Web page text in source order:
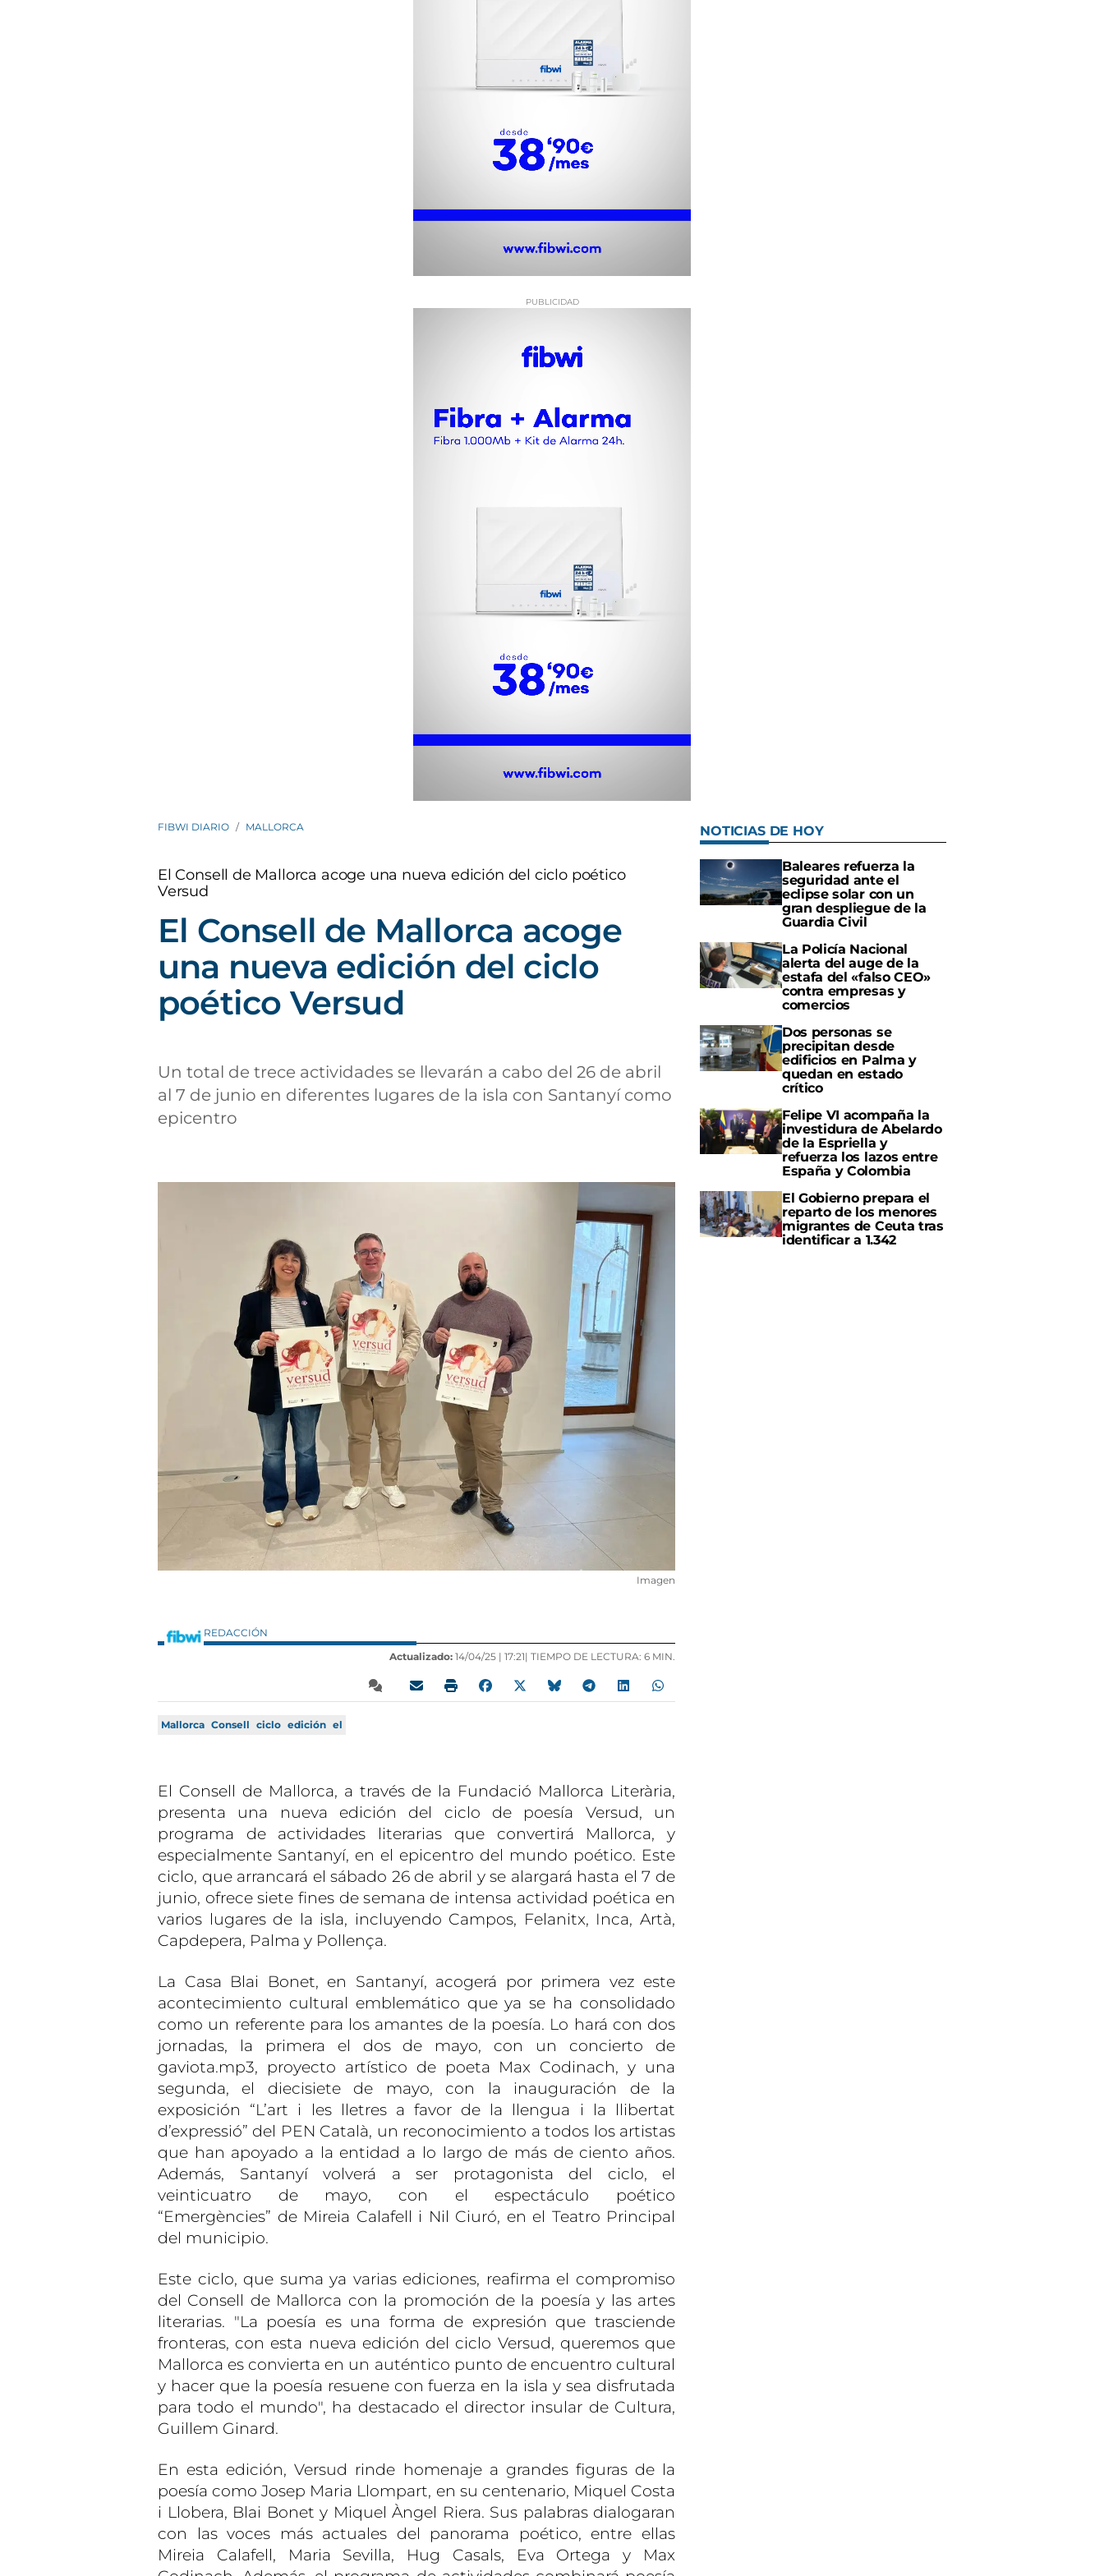
FIBWI DIARIO MALLORCA
El Consell de Mallorca acoge una nueva edición del ciclo poético
Versud
El Consell de Mallorca acoge
una nueva edición del ciclo
poético Versud
Un total de trece actividades se llevarán a cabo del 26 de abril
al 7 de junio en diferentes lugares de la isla con Santanyí como
epicentro
Imagen
REDACCIÓN
Actualizado: 14/04/25 | 17:21| TIEMPO DE LECTURA: 6 MIN.
Mallorca Consell ciclo edición el
El Consell de Mallorca, a través de la Fundació Mallorca Literària,
presenta una nueva edición del ciclo de poesía Versud, un
programa de actividades literarias que convertirá Mallorca, y
especialmente Santanyí, en el epicentro del mundo poético. Este
ciclo, que arrancará el sábado 26 de abril y se alargará hasta el 7 de
junio, ofrece siete fines de semana de intensa actividad poética en
varios lugares de la isla, incluyendo Campos, Felanitx, Inca, Artà,
Capdepera, Palma y Pollença.
La Casa Blai Bonet, en Santanyí, acogerá por primera vez este
acontecimiento cultural emblemático que ya se ha consolidado
como un referente para los amantes de la poesía. Lo hará con dos
jornadas, la primera el dos de mayo, con un concierto de
gaviota.mp3, proyecto artístico de poeta Max Codinach, y una
segunda, el diecisiete de mayo, con la inauguración de la
exposición “L’art i les lletres a favor de la llengua i la llibertat
d’expressió” del PEN Català, un reconocimiento a todos los artistas
que han apoyado a la entidad a lo largo de más de ciento años.
Además, Santanyí volverá a ser protagonista del ciclo, el
veinticuatro de mayo, con el espectáculo poético
“Emergències” de Mireia Calafell i Nil Ciuró, en el Teatro Principal
del municipio.
Este ciclo, que suma ya varias ediciones, reafirma el compromiso
del Consell de Mallorca con la promoción de la poesía y las artes
literarias. "La poesía es una forma de expresión que trasciende
fronteras, con esta nueva edición del ciclo Versud, queremos que
Mallorca es convierta en un auténtico punto de encuentro cultural
y hacer que la poesía resuene con fuerza en la isla y sea disfrutada
para todo el mundo", ha destacado el director insular de Cultura,
Guillem Ginard.
En esta edición, Versud rinde homenaje a grandes figuras de la
poesía como Josep Maria Llompart, en su centenario, Miquel Costa
i Llobera, Blai Bonet y Miquel Àngel Riera. Sus palabras dialogaran
con las voces más actuales del panorama poético, entre ellas
Mireia Calafell, Maria Sevilla, Hug Casals, Eva Ortega y Max
NOTICIAS DE HOY
Baleares refuerza la
seguridad ante el
eclipse solar con un
gran despliegue de la
Guardia Civil
La Policía Nacional
alerta del auge de la
estafa del «falso CEO»
contra empresas y
comercios
Dos personas se
precipitan desde
edificios en Palma y
quedan en estado
crítico
Felipe VI acompaña la
investidura de Abelardo
de la Espriella y
refuerza los lazos entre
España y Colombia
El Gobierno prepara el
reparto de los menores
migrantes de Ceuta tras
identificar a 1.342